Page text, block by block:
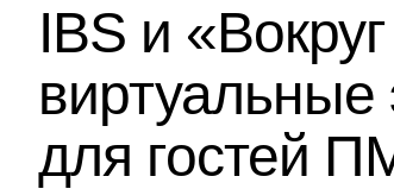
IBS и
виртуальные
для гостей